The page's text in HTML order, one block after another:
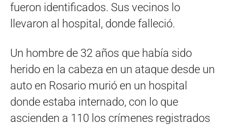
fueron identificados. Sus vecinos lo
llevaron al hospital, donde falleció.
Un hombre de 32 años que había sido
herido en la cabeza en un ataque desde un
auto en Rosario murió en un hospital
donde estaba internado, con lo que
ascienden a 110 los crímenes registrados